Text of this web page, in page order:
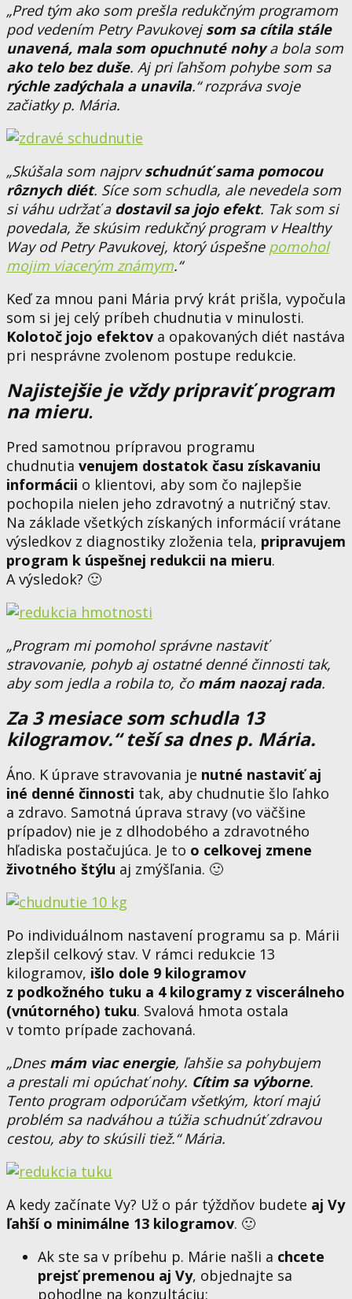
„Pred tým ako som prešla redukčným programom
pod vedením Petry Pavukovejsom sa cítila stále
unavená, mala som opuchnuté nohya bola som
ako telo bez duše. Aj pri ľahšom pohybe som sa
rýchle zadýchala a unavila.“ rozpráva svoje
začiatky p. Mária.
„Skúšala som najprvschudnúť sama pomocou
rôznych diét. Síce som schudla, ale nevedela som
si váhu udržať a dostavil sa jojo efekt. Tak som si
povedala, že skúsim redukčný program v Healthy
Way od Petry Pavukovej, ktorý úspešne pomohol
mojim viacerým známym.“
Keď za mnou pani Mária prvý krát prišla, vypočula
som si jej celý príbeh chudnutia v minulosti.
Kolotoč jojo efektov a opakovaných diét nastáva
pri nesprávne zvolenom postupe redukcie.
Najistejšie je vždy pripraviť program
na mieru.
Pred samotnou prípravou programu
chudnutia venujem dostatok času získavaniu
informácii o klientovi, aby som čo najlepšie
pochopila nielen jeho zdravotný a nutričný stav.
Na základe všetkých získaných informácií vrátane
výsledkov z diagnostiky zloženia tela, pripravujem
program k úspešnej redukcii na mieru.
A výsledok? 🙂
„Program mi pomohol správne nastaviť
stravovanie, pohyb aj ostatné denné činnosti tak,
aby som jedla a robila to, čomám naozaj rada.
Za 3 mesiace som schudla 13
kilogramov.“ teší sa dnes p. Mária.
Áno. K úprave stravovania je nutné nastaviť aj
iné denné činnosti tak, aby chudnutie šlo ľahko
a zdravo. Samotná úprava stravy (vo väčšine
prípadov) nie je z dlhodobého a zdravotného
hľadiska postačujúca. Je to o celkovej zmene
životného štýlu aj zmýšľania. 🙂
Po individuálnom nastavení programu sa p. Márii
zlepšil celkový stav. V rámci redukcie 13
kilogramov, išlo dole 9 kilogramov
z podkožného tuku a 4 kilogramy z viscerálneho
(vnútorného) tuku. Svalová hmota ostala
v tomto prípade zachovaná.
„Dnes mám viac energie, ľahšie sa pohybujem
a prestali mi opúchať nohy. Cítim sa výborne.
Tento program odporúčam všetkým, ktorí majú
problém sa nadváhou a túžia schudnúť zdravou
cestou, aby to skúsili tiež.“ Mária.
A kedy začínate Vy? Už o pár týždňov budete aj Vy
ľahší o minimálne 13 kilogramov. 🙂
Ak ste sa v príbehu p. Márie našli a chcete
prejsť premenou aj Vy, objednajte sa
pohodlne na konzultáciu: